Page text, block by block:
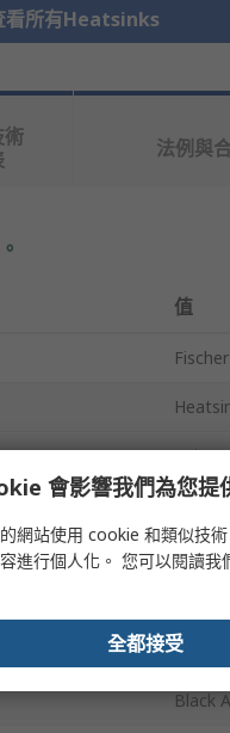
看所有Heatsinks
術
法例與
值
150mm
Black
Black
會影響我們為您提
網站使用 cookie 和類似技
進行個人化。 您可以閱讀我
全都接受